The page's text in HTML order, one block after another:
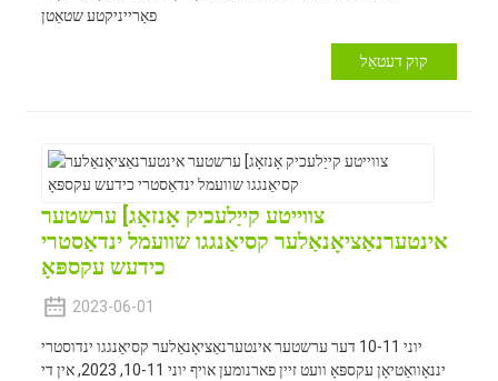
פאַרייניקטע שטאַטן
קוק דעטאַל
צווייטע קייַלעכיק אָנזאָג] ערשטער
אינטערנאַציאָנאַלער קסיאַנגגו שוועמל ינדאַסטרי
כידעש עקספּאָ
2023-06-01
יוני 10-11 דער ערשטער אינטערנאַציאָנאַלער קסיאַנגגו ינדוסטרי
יננאָוואַטיאָן עקספּאָ וועט זיין פארנומען אויף יוני 10-11, 2023, אין די